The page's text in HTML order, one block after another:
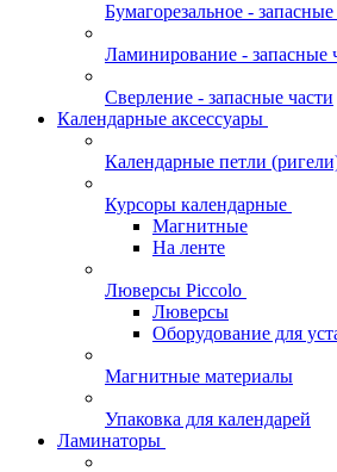
Бумагорезальное - запасные
Ламинирование - запасные
Сверление - запасные части
Календарные аксессуары
Календарные петли
Курсоры календарные
Магнитные
На ленте
Люверсы Piccolo
Люверсы
Оборудование для
Магнитные материалы
Упаковка для календарей
Ламинаторы